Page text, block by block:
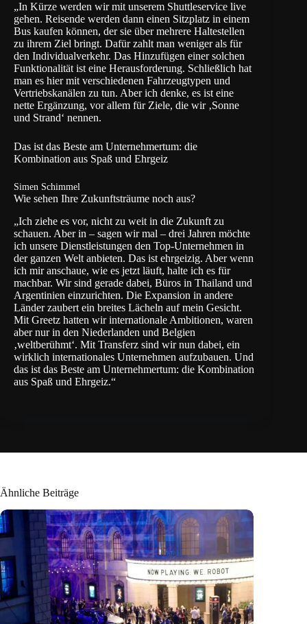
„In Kürze werden wir mit unserem Shuttleservice live
gehen. Reisende werden dann einen Sitzplatz in einem
Bus kaufen können, der sie über mehrere Haltestellen
zu ihrem Ziel bringt. Dafür zahlt man weniger als für
den Individualverkehr. Das Hinzufügen einer solchen
Funktionalität ist eine Herausforderung. Schließlich hat
man es hier mit verschiedenen Fahrzeugtypen und
Vertriebskanälen zu tun. Aber ich denke, es ist eine
nette Ergänzung, vor allem für Ziele, die wir ‚Sonne
und Strand‘ nennen.
Das ist das Beste am Unternehmertum: die
Kombination aus Spaß und Ehrgeiz
Simen Schimmel
Wie sehen Ihre Zukunftsträume noch aus?
„Ich ziehe es vor, nicht zu weit in die Zukunft zu
schauen. Aber in – sagen wir mal – drei Jahren möchte
ich unsere Dienstleistungen den Top-Unternehmen in
der ganzen Welt anbieten. Das ist ehrgeizig. Aber wenn
ich mir anschaue, wie es jetzt läuft, halte ich es für
machbar. Wir sind gerade dabei, Büros in Thailand und
Argentinien einzurichten. Die Expansion in andere
Länder zaubert ein breites Lächeln auf mein Gesicht.
Mit Greetz hatten wir internationale Ambitionen, waren
aber nur in den Niederlanden und Belgien
‚weltberühmt‘. Mit Transferz sind wir nun dabei, ein
wirklich internationales Unternehmen aufzubauen. Und
das ist das Beste am Unternehmertum: die Kombination
aus Spaß und Ehrgeiz.“
Ähnliche Beiträge